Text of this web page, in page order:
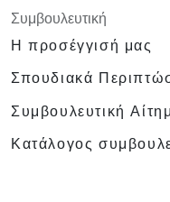
Συμβουλευτική
Η προσέγγισή μας
Σπουδιακά
Συμβουλευτική
Κατάλογος